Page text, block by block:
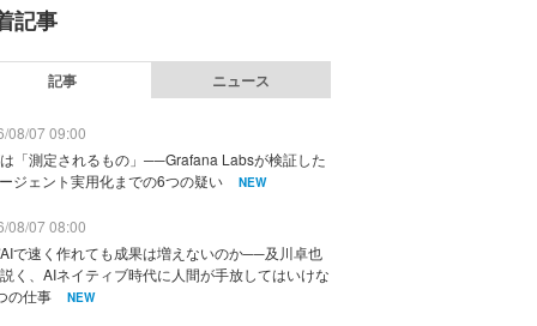
記事
記事 ニュース
08/07 09:00
「測定されるもの」──Grafana Labsが検証した
ジェント実用化までの6つの疑い
NEW
08/07 08:00
で速く作れても成果は増えないのか──及川卓也
く、AIネイティブ時代に人間が手放してはいけな
の仕事
NEW